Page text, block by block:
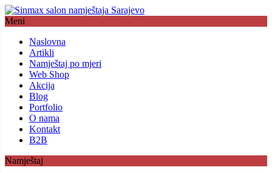
Meni
Naslovna
Artikli
Namještaj po mjeri
Web Shop
Akcija
Blog
Portfolio
O nama
Kontakt
B2B
Namještaj